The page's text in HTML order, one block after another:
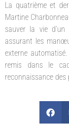
La quatrième et
Martine
sauver la vie
assurant les
externe
remis dans le
reconnaissance des